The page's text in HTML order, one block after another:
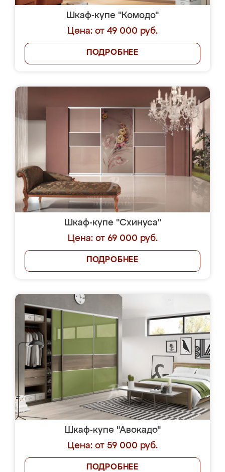
Шкаф-купе "Комодо"
Цена: от 49 000 руб.
ПОДРОБНЕЕ
Шкаф-купе "Схинуса"
Цена: от 69 000 руб.
ПОДРОБНЕЕ
Шкаф-купе "Авокадо"
Цена: от 59 000 руб.
ПОДРОБНЕЕ